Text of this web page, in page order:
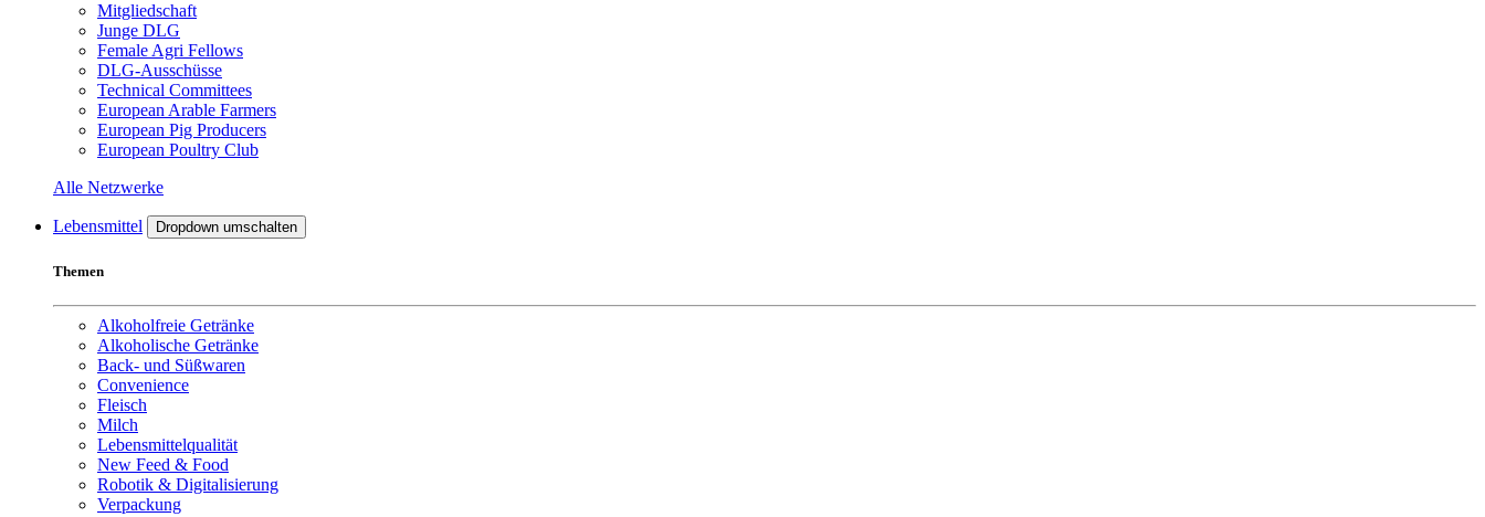
Mitgliedschaft
Junge DLG
Female Agri Fellows
DLG-Ausschüsse
Technical Committees
European Arable Farmers
European Pig Producers
European Poultry Club
Alle Netzwerke
Lebensmittel Dropdown umschalten
Themen
Alkoholfreie Getränke
Alkoholische Getränke
Back- und Süßwaren
Convenience
Fleisch
Milch
Lebensmittelqualität
New Feed & Food
Robotik & Digitalisierung
Verpackung